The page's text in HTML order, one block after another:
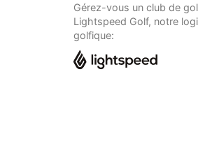
Gérez-vous un club de
Lightspeed Golf, notre
golfique: